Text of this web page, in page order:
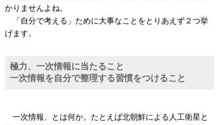
かりませんよね。
「自分で考える」ために大事なことをとりあえず２つ挙
げます。
極力、一次情報に当たること
一次情報を自分で整理する習慣をつけること
一次情報、とは何か。たとえば北朝鮮による人工衛星と